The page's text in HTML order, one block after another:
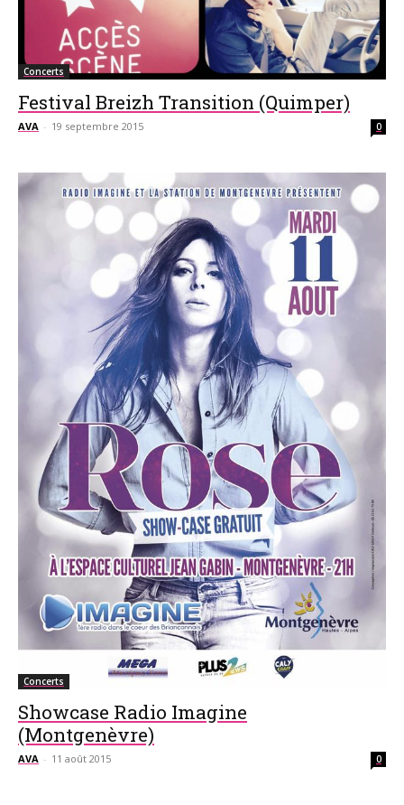
Concerts
Festival Breizh Transition (Quimper)
AVA - 19 septembre 2015 0
Concerts
Showcase Radio Imagine
(Montgenèvre)
AVA - 11 août 2015 0